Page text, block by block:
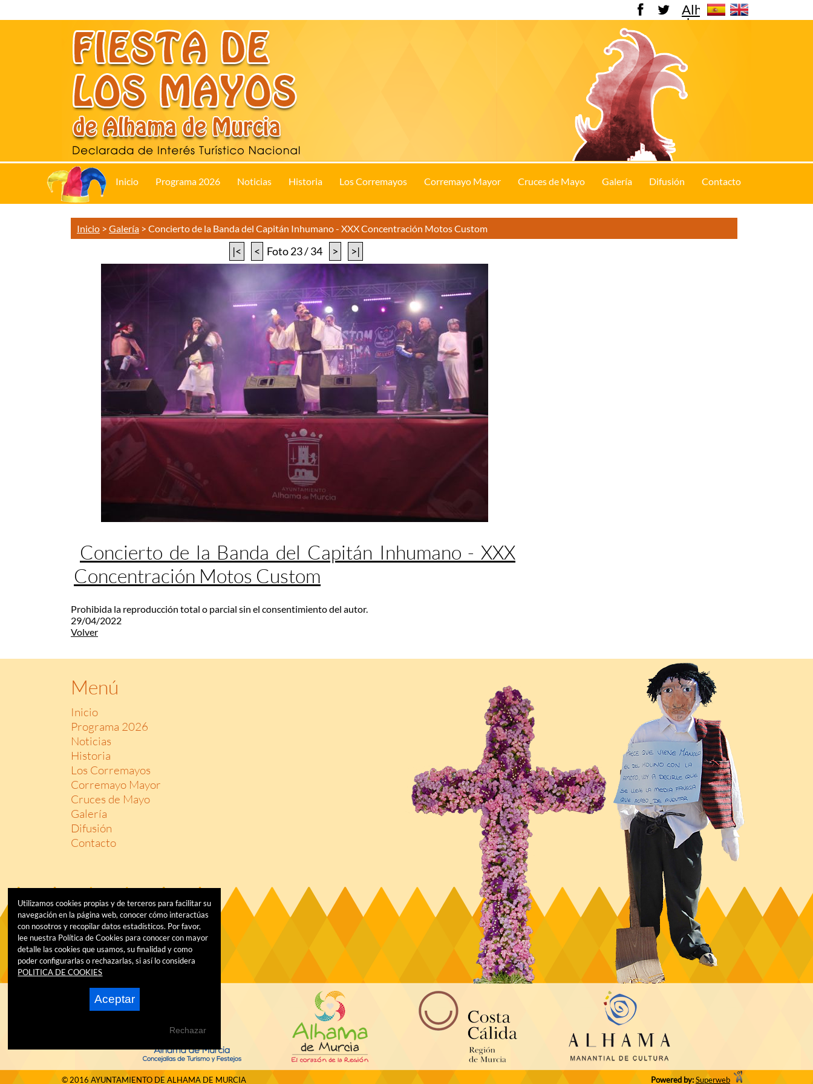
Alhama
de
Inicio Programa 2026 Noticias Historia Los Corremayos Corremayo Mayor Cruces de Mayo Galería Difusión Contacto
Inicio > Galería > Concierto de la Banda del Capitán Inhumano - XXX Concentración Motos Custom
|< < Foto 23 / 34 > >|
Concierto de la Banda del Capitán Inhumano - XXX
Concentración Motos Custom
Prohibida la reproducción total o parcial sin el consentimiento del autor.
29/04/2022
Volver
Menú
Inicio
Programa 2026
Noticias
Historia
Los Corremayos
Corremayo Mayor
Cruces de Mayo
Galería
Difusión
Contacto
© 2016 AYUNTAMIENTO DE ALHAMA DE MURCIA Powered by:Superweb
Utilizamos cookies propias y de terceros para facilitar su
navegación en la página web, conocer cómo interactúas
con nosotros y recopilar datos estadísticos. Por favor,
lee nuestra Política de Cookies para conocer con mayor
detalle las cookies que usamos, su finalidad y como
poder configurarlas o rechazarlas, si así lo considera
POLITICA DE COOKIES
Aceptar
Rechazar